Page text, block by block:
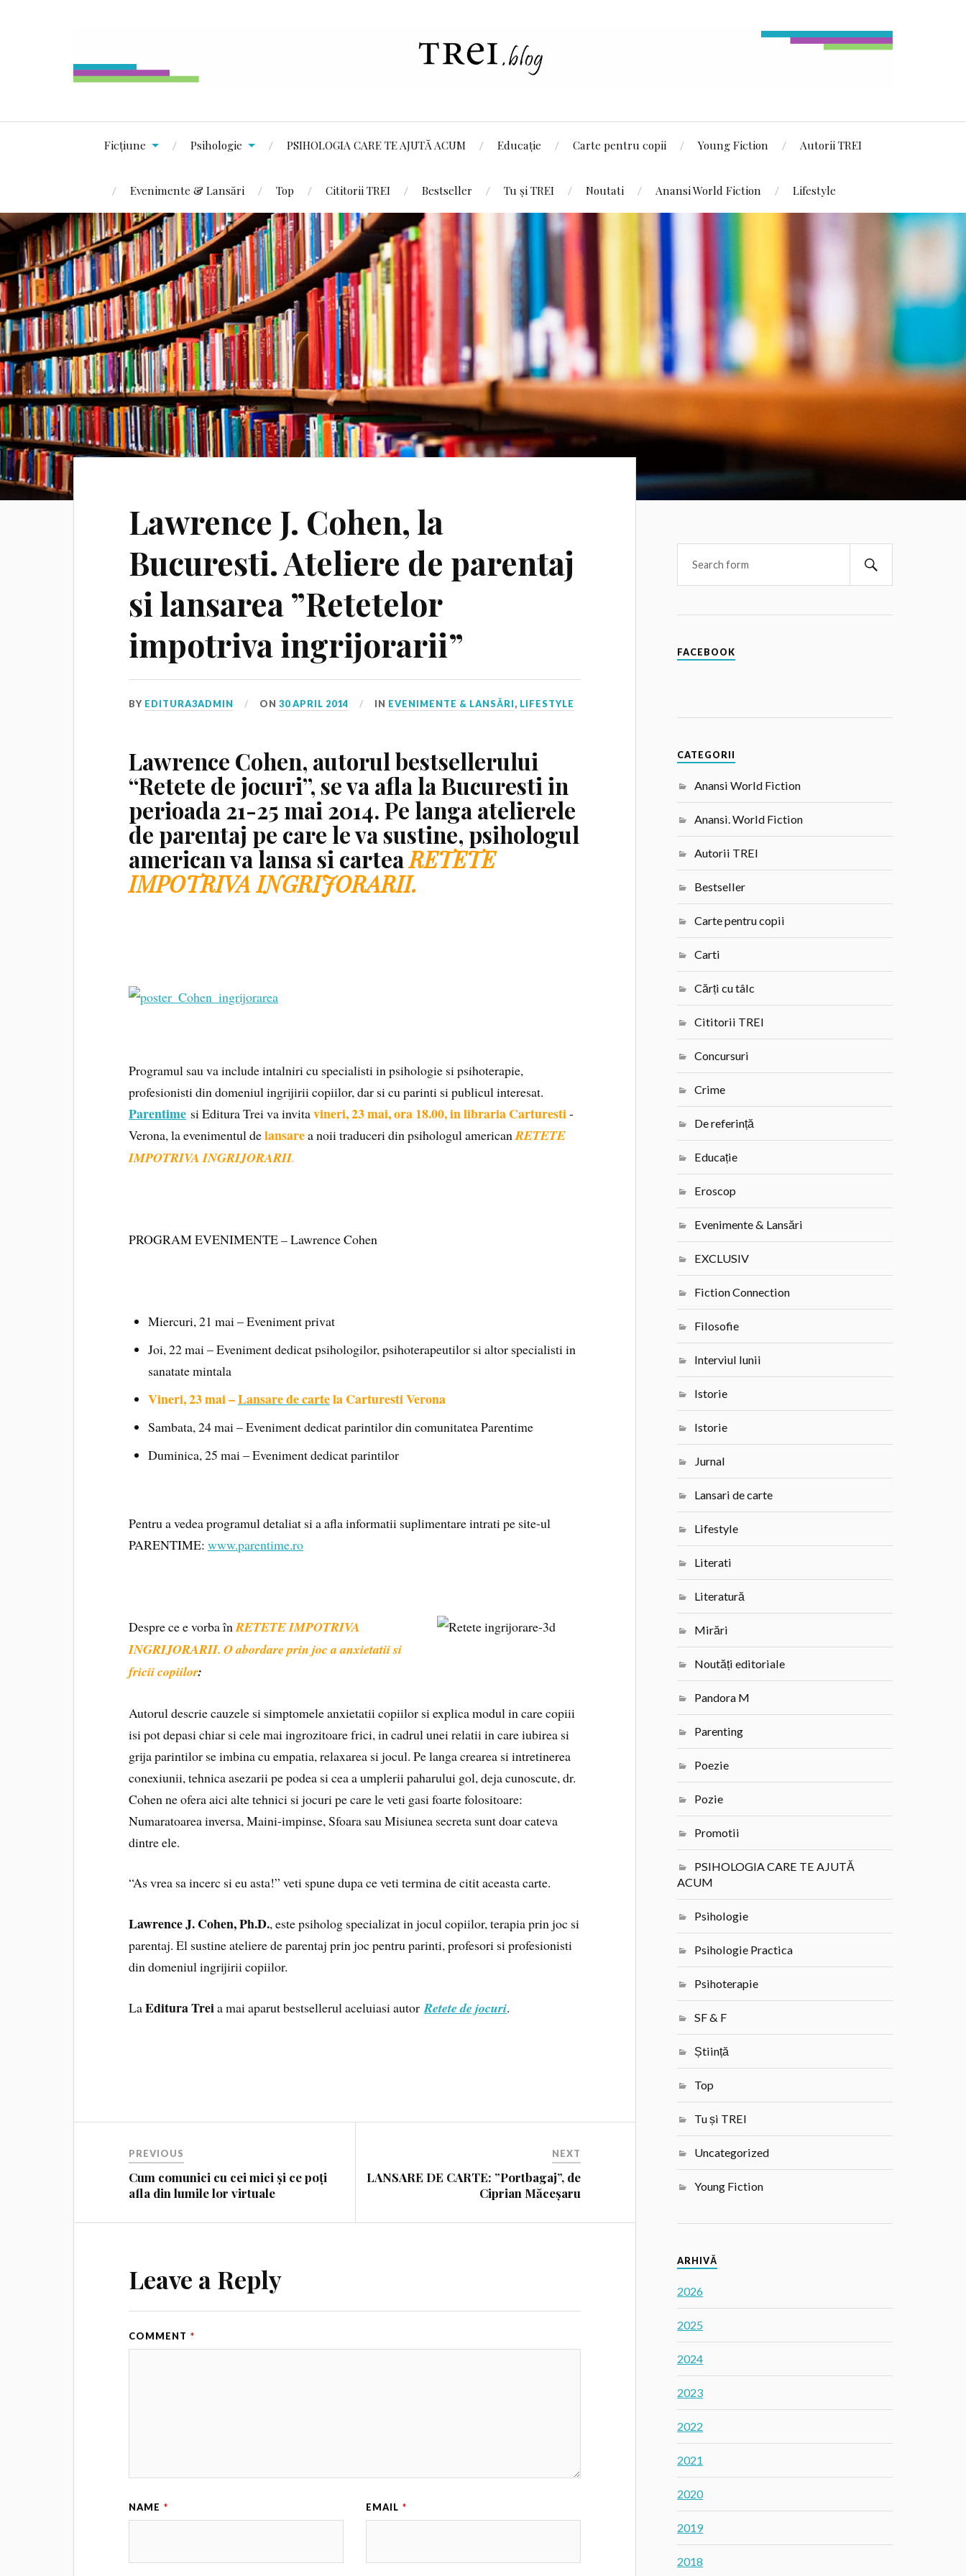
Ficțiune Psihologie PSIHOLOGIA CARE TE AJUTĂ ACUM Educație Carte pentru copii Young Fiction Autorii TREI
Evenimente & Lansări Top Cititorii TREI Bestseller Tu și TREI Noutati Anansi World Fiction Lifestyle
Lawrence J. Cohen, la
Bucuresti. Ateliere de parentaj
si lansarea ”Retetelor
impotriva ingrijorarii”
BY EDITURA3ADMIN ON30 APRIL 2014 IN EVENIMENTE & LANSĂRI, LIFESTYLE
Lawrence Cohen, autorul bestsellerului
“Retete de jocuri”, se va afla la Bucuresti in
perioada 21-25 mai 2014. Pe langa atelierele
de parentaj pe care le va sustine, psihologul
american va lansa si carteaRETETE
IMPOTRIVA INGRIJORARII.
Programul sau va include intalniri cu specialisti in psihologie si psihoterapie,
profesionisti din domeniul ingrijirii copiilor, dar si cu parinti si publicul interesat.
Parentime si Editura Trei va invitavineri, 23 mai, ora 18.00, in libraria Carturesti-
Verona, la evenimentul delansarea noii traduceri din psihologul americanRETETE
IMPOTRIVA INGRIJORARII.
PROGRAM EVENIMENTE–Lawrence Cohen
Miercuri, 21 mai – Eveniment privat
Joi, 22 mai – Eveniment dedicat psihologilor, psihoterapeutilor si altor specialisti in
sanatate mintala
Vineri, 23 mai –Lansare de cartela Carturesti Verona
Sambata, 24 mai – Eveniment dedicat parintilor din comunitatea Parentime
Duminica, 25 mai – Eveniment dedicat parintilor
Pentru a vedea programul detaliat si a afla informatii suplimentare intrati pe site-ul
PARENTIME:www.parentime.ro
Despre ce e vorba înRETETE IMPOTRIVA
INGRIJORARII.O abordare prin joc a anxietatii si
fricii copiilor:
Autorul descrie cauzele si simptomele anxietatii copiilor si explica modul in care copiii
isi pot depasi chiar si cele mai ingrozitoare frici, in cadrul unei relatii in care iubirea si
grija parintilor se imbina cu empatia, relaxarea si jocul. Pe langa crearea si intretinerea
conexiunii, tehnica asezarii pe podea si cea a umplerii paharului gol, deja cunoscute, dr.
Cohen ne ofera aici alte tehnici si jocuri pe care le veti gasi foarte folositoare:
Numaratoarea inversa, Maini-impinse, Sfoara sau Misiunea secreta sunt doar cateva
dintre ele.
“As vrea sa incerc si eu asta!” veti spune dupa ce veti termina de citit aceasta carte.
Lawrence J. Cohen, Ph.D., este psiholog specializat in jocul copiilor, terapia prin joc si
parentaj. El sustine ateliere de parentaj prin joc pentru parinti, profesori si profesionisti
din domeniul ingrijirii copiilor.
LaEditura Treia mai aparut bestsellerul aceluiasi autorRetete de jocuri.
PREVIOUS
Cum comunici cu cei mici și ce poți
afla din lumile lor virtuale
NEXT
LANSARE DE CARTE: ”Portbagaj”, de
Ciprian Măceșaru
Leave a Reply
COMMENT *
NAME * EMAIL *
FACEBOOK
CATEGORII
Anansi World Fiction
Anansi. World Fiction
Autorii TREI
Bestseller
Carte pentru copii
Carti
Cărți cu tâlc
Cititorii TREI
Concursuri
Crime
De referință
Educație
Eroscop
Evenimente & Lansări
EXCLUSIV
Fiction Connection
Filosofie
Interviul lunii
Istorie
Istorie
Jurnal
Lansari de carte
Lifestyle
Literati
Literatură
Mirări
Noutăți editoriale
Pandora M
Parenting
Poezie
Pozie
Promotii
PSIHOLOGIA CARE TE AJUTĂ
ACUM
Psihologie
Psihologie Practica
Psihoterapie
SF & F
Știință
Top
Tu și TREI
Uncategorized
Young Fiction
ARHIVĂ
2026
2025
2024
2023
2022
2021
2020
2019
2018